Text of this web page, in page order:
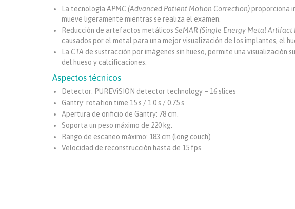
La tecnologíaAPMC (Advanced Patient Motion Correction)proporciona
mueve ligeramente mientras se realiza el examen.
Reducción de artefactos metálicosSeMAR (Single Energy Metal Artifact
causados por el metal para una mejor visualización de los implantes, el
La CTA de sustracción por imágenes sin hueso, permite una
del hueso y calcificaciones.
Aspectos técnicos
Detector: PUREViSION detector technology – 16 slices
Gantry: rotation time 15 s / 1.0 s / 0.75 s
Apertura de orificio de Gantry: 78 cm.
Soporta un peso máximo de 220 kg.
Rango de escaneo máximo: 183 cm (long couch)
Velocidad de reconstrucción hasta de 15 fps